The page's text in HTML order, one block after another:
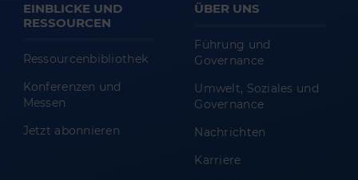
EINBLICKE UND
RESSOURCEN
Ressourcenbibliothek
Konferenzen und
Messen
Jetzt abonnieren
ÜBER UNS
Führung und
Governance
Umwelt, Soziales und
Governance
Nachrichten
Karriere